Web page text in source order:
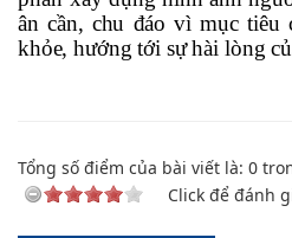
ân cần, chu đáo vìmục tiêu
khỏe, hướng tới sự hài lòng
Tổng số điểm của bài viết là: 0
Click để đánh